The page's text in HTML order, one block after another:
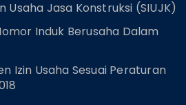
Usaha Jasa Konstruksi (SIUJK)
Induk Berusaha Dalam
Izin Usaha Sesuai Peraturan